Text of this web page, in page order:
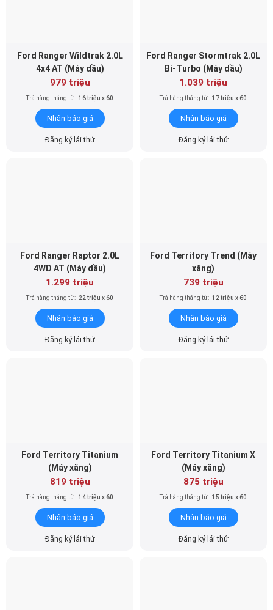
Ford Ranger Wildtrak 2.0L
4x4 AT (Máy dầu)
979 triệu
Trả hàng tháng từ: 16 triệu x 60
Nhận báo giá
Đăng ký lái thử
Ford Ranger Stormtrak 2.0L
Bi-Turbo (Máy dầu)
1.039 triệu
Trả hàng tháng từ: 17 triệu x 60
Nhận báo giá
Đăng ký lái thử
Ford Ranger Raptor 2.0L
4WD AT (Máy dầu)
1.299 triệu
Trả hàng tháng từ: 22 triệu x 60
Nhận báo giá
Đăng ký lái thử
Ford Territory Trend (Máy
xăng)
739 triệu
Trả hàng tháng từ: 12 triệu x 60
Nhận báo giá
Đăng ký lái thử
Ford Territory Titanium
(Máy xăng)
819 triệu
Trả hàng tháng từ: 14 triệu x 60
Nhận báo giá
Đăng ký lái thử
Ford Territory Titanium X
(Máy xăng)
875 triệu
Trả hàng tháng từ: 15 triệu x 60
Nhận báo giá
Đăng ký lái thử